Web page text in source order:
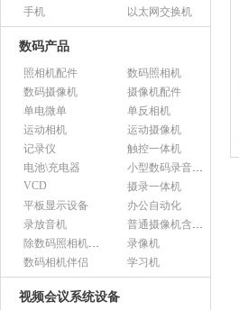
手机
以太网交换机
数码产品
照相机配件
数码照相机
数码摄像机
摄像机配件
单电微单
单反相机
运动相机
运动摄像机
记录仪
触控一体机
电池\充电器
小型数码录音设备
VCD
摄录一体机
平板显示设备
办公自动化
录放音机
普通摄像机含附件
除数码照相机以外的照相机及器材
录像机
数码相机伴侣
学习机
视频会议系统设备